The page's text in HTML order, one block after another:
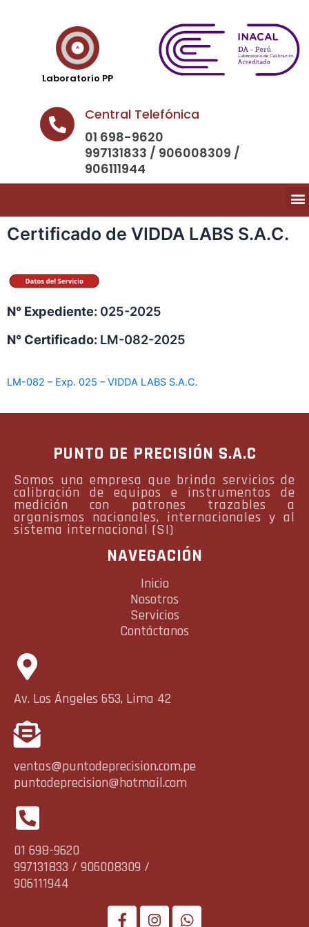
Laboratorio PP
Central Telefónica
01 698-9620
997131833 / 906008309 /
906111944
Certificado de VIDDA LABS S.A.C.
N° Expediente: 025-2025
N° Certificado: LM-082-2025
LM-082 – Exp. 025 – VIDDA LABS S.A.C.
PUNTO DE PRECISIÓN S.A.C
Somos una empresa que brinda servicios de
calibración de equipos e instrumentos de
medición con patrones trazables a
organismos nacionales, internacionales y al
sistema internacional (SI)
NAVEGACIÓN
Inicio
Nosotros
Servicios
Contáctanos
Av. Los Ángeles 653, Lima 42
ventas@puntodeprecision.com.pe
puntodeprecision@hotmail.com
01 698-9620
997131833 / 906008309 /
906111944